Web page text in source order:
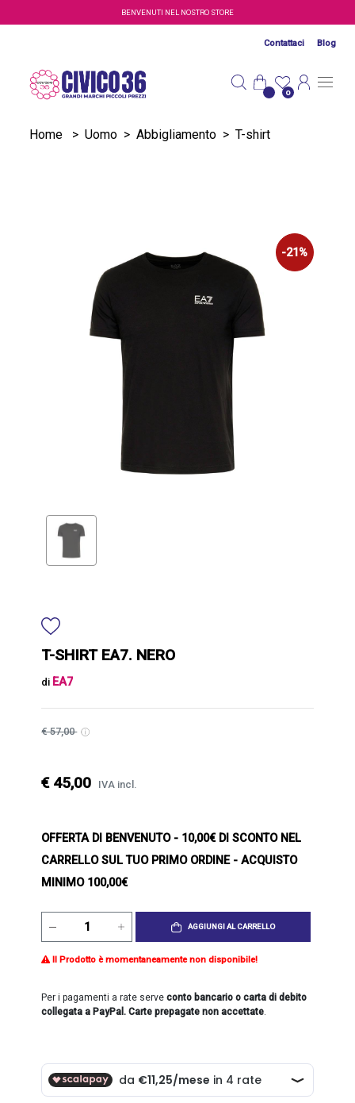
Salta al contenuto principaleBENVENUTI NEL NOSTRO STORE
Contattaci Blog
0
Home > Uomo > Abbigliamento > T-shirt
-21%
T-SHIRT EA7. NERO
di EA7
€ 57,00
€ 45,00 IVA incl.
OFFERTA DI BENVENUTO- 10,00€ DI SCONTO NEL
CARRELLO SUL TUO PRIMO ORDINE - ACQUISTO
MINIMO 100,00€
AGGIUNGI AL CARRELLO
Il Prodotto è momentaneamente non disponibile!
Per i pagamenti a rate serveconto bancario o carta di debito
collegata a PayPal. Carte prepagate non accettate.